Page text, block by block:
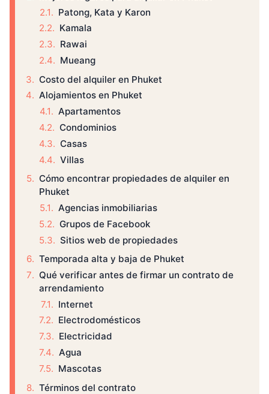
Patong, Kata y Karon
Kamala
Rawai
Mueang
Costo del alquiler en Phuket
Alojamientos en Phuket
Apartamentos
Condominios
Casas
Villas
Cómo encontrar propiedades de alquiler en
Phuket
Agencias inmobiliarias
Grupos de Facebook
Sitios web de propiedades
Temporada alta y baja de Phuket
Qué verificar antes de firmar un contrato de
arrendamiento
Internet
Electrodomésticos
Electricidad
Agua
Mascotas
Términos del contrato